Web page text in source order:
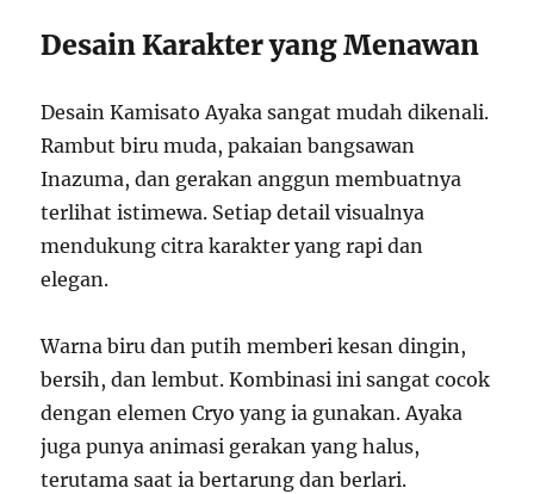
Desain Karakter yang Menawan
Desain Kamisato Ayaka sangat mudah dikenali.
Rambut biru muda, pakaian bangsawan
Inazuma, dan gerakan anggun membuatnya
terlihat istimewa. Setiap detail visualnya
mendukung citra karakter yang rapi dan
elegan.
Warna biru dan putih memberi kesan dingin,
bersih, dan lembut. Kombinasi ini sangat cocok
dengan elemen Cryo yang ia gunakan. Ayaka
juga punya animasi gerakan yang halus,
terutama saat ia bertarung dan berlari.